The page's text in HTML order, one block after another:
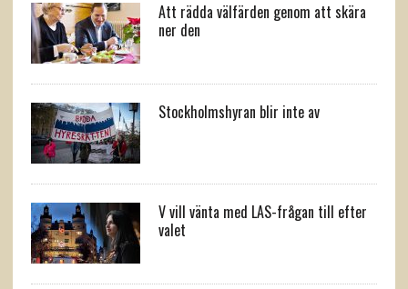
Att rädda välfärden genom att skära
ner den
Stockholmshyran blir inte av
V vill vänta med LAS-frågan till efter
valet